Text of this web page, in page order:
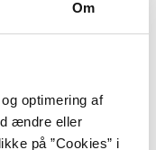
Om
optimering af
ændre eller
på ”Cookies” i
til rådighed af en